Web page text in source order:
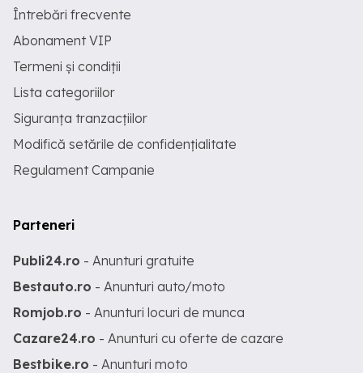
Întrebări frecvente
Abonament VIP
Termeni și condiții
Lista categoriilor
Siguranța tranzacțiilor
Modifică setările de confidențialitate
Regulament Campanie
Parteneri
Publi24.ro - Anunturi gratuite
Bestauto.ro - Anunturi auto/moto
Romjob.ro - Anunturi locuri de munca
Cazare24.ro - Anunturi cu oferte de cazare
Bestbike.ro - Anunturi moto